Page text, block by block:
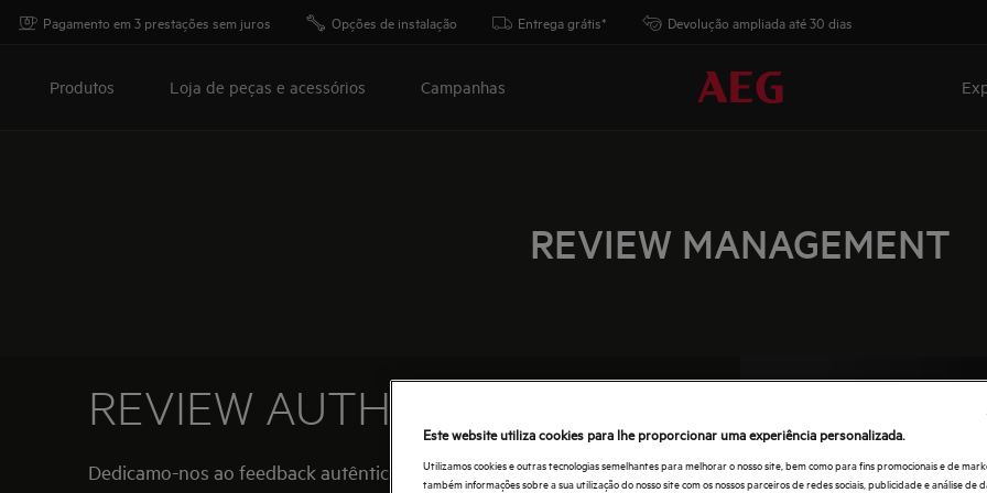
Pagamento em 3 prestações sem juros Opções de instalação Entrega grátis* Devolução ampliada até 30 dias
Produtos Loja de peças e acessórios Campanhas
REVIEW MANAGEMENT
REVIEW AUTHENTICITY
Dedicamo-nos ao feedback autêntico do consumidor. Estamos
Este website utiliza cookies para lhe proporcionar uma experiência personalizada.
Utilizamos cookies e outras tecnologias semelhantes para melhorar o nosso site, bem como para fins promocionais e de
também informações sobre a sua utilização do nosso site com os nossos parceiros de redes sociais, publicidade e análise de